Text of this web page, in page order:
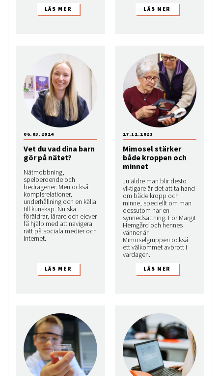
Vet du vad dina barn
gör på nätet?
Nätmobbning,
spelberoende och
bedrägerier. Men också
kompis­relationer,
underhållning och en källa
till kunskap. Nu ska
föräldrar, lärare och elever
få hjälp med att navigera
rätt på sociala medier och
internet.
06.03.2024
Mimosel stärker
både kroppen och
minnet
Ju äldre man blir desto
viktigare är det att ta hand
om både kropp och
minne, speciellt om man
dessutom har en
synnedsättning. För Margit
Hemgård och hennes
vänner är
Mimoselgruppen också
ett välkommet avbrott i
vardagen.
27.12.2023